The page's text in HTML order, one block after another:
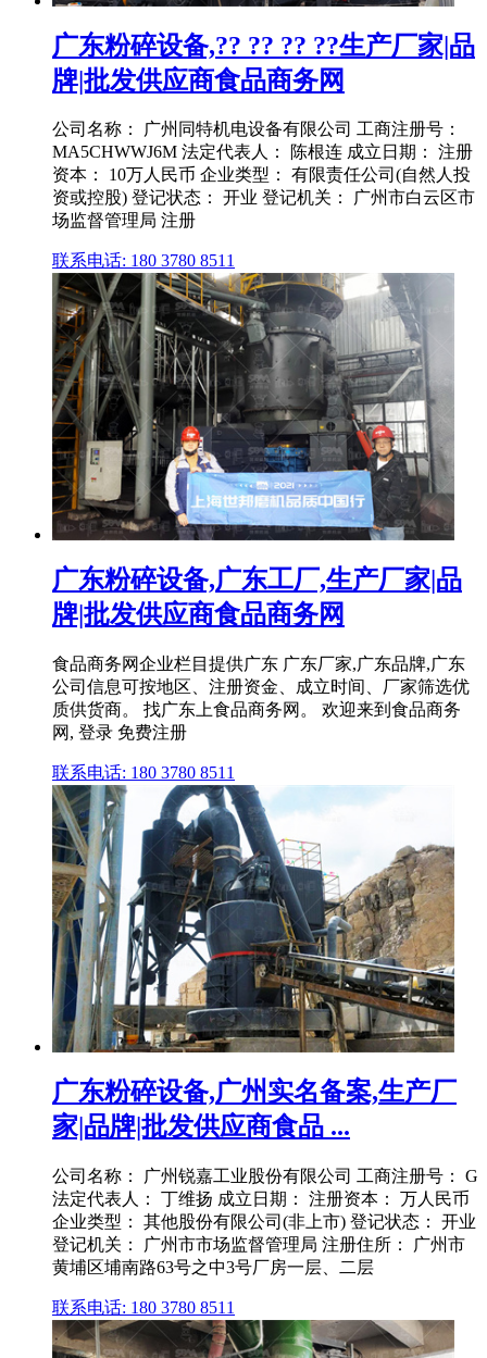
广东粉碎设备,?? ?? ?? ??生产厂家|品
牌|批发供应商食品商务网
公司名称： 广州同特机电设备有限公司 工商注册号：
MA5CHWWJ6M 法定代表人： 陈根连 成立日期： 注册
资本： 10万人民币 企业类型： 有限责任公司(自然人投
资或控股) 登记状态： 开业 登记机关： 广州市白云区市
场监督管理局 注册
联系电话: 180 3780 8511
广东粉碎设备,广东工厂,生产厂家|品
牌|批发供应商食品商务网
食品商务网企业栏目提供广东 广东厂家,广东品牌,广东
公司信息可按地区、注册资金、成立时间、厂家筛选优
质供货商。 找广东上食品商务网。 欢迎来到食品商务
网, 登录 免费注册
联系电话: 180 3780 8511
广东粉碎设备,广州实名备案,生产厂
家|品牌|批发供应商食品 ...
公司名称： 广州锐嘉工业股份有限公司 工商注册号： G
法定代表人： 丁维扬 成立日期： 注册资本： 万人民币
企业类型： 其他股份有限公司(非上市) 登记状态： 开业
登记机关： 广州市市场监督管理局 注册住所： 广州市
黄埔区埔南路63号之中3号厂房一层、二层
联系电话: 180 3780 8511